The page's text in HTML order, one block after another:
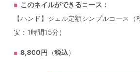
このネイルができるコース：
【ハンド】ジェル定額シンプルコース
安：1時間15分）
8,800円（税込）